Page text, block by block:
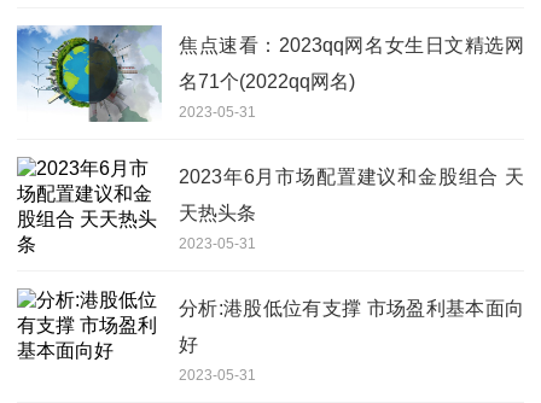
焦点速看：2023qq网名女生日文精选网
名71个(2022qq网名)
2023-05-31
2023年6月市场配置建议和金股组合 天
天热头条
2023-05-31
分析:港股低位有支撑 市场盈利基本面向
好
2023-05-31